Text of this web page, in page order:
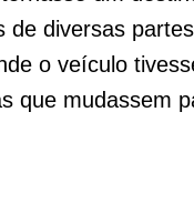
diversas
o veículo
que mudassem